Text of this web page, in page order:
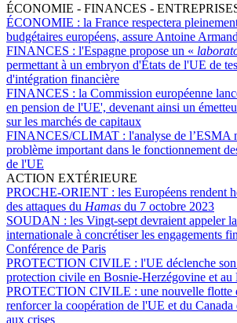
ÉCONOMIE - FINANCES -
ÉCONOMIE : la France respectera
budgétaires européens, assure Antoine Armand
FINANCES : l'Espagne propose un «
permettant à un embryon d'États de l'UE de
d'intégration financière
FINANCES : la Commission européenne
en pension de l'UE', devenant ainsi un
sur les marchés de capitaux
FINANCES/CLIMAT : l'analyse de l’ESMA
problème important dans le fonctionnement
de l'UE
ACTION EXTÉRIEURE
PROCHE-ORIENT : les Européens rendent
des attaques du Hamas du 7 octobre 2023
SOUDAN : les Vingt-sept devraient appeler
internationale à concrétiser les engagements
Conférence de Paris
PROTECTION CIVILE : l'UE déclenche
protection civile en Bosnie-Herzégovine et au
PROTECTION CIVILE : une nouvelle flotte
renforcer la coopération de l'UE et du Canada
aux crises